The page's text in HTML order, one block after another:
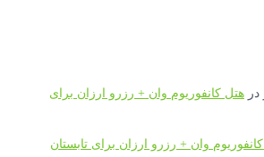
درهتل کانفوریوم وان + رزرو ارزان برای
وان + رزرو ارزان برای تابستان